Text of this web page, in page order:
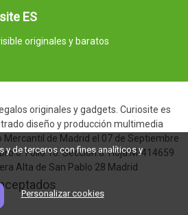
ES
originales y baratos
originales y gadgets. Curiosite es
diseño y producción multimedia
Mercantil de Madrid el 07 de Septiembre
Folio:10. Seccion:8. Hoja:M-414659
Alta de San Pablo 28 Madrid
y de terceros con fines analíticos y
Personalizar cookies